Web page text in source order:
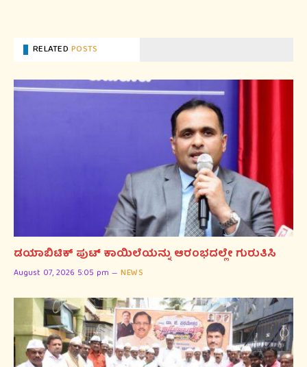
RELATEDPOSTS
ಡಯಾಬಿಟಿಕ್ ಪುಟ್ ಕಾಯಿಲೆಯನ್ನು ಆರಂಭದಲ್ಲೇ ಗುರುತಿಸಿ
August 07, 2026 5:05 pm NEWS